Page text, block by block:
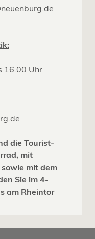
16.00 Uhr
die Tourist-
mit
mit dem
Sie im 4-
am Rheintor